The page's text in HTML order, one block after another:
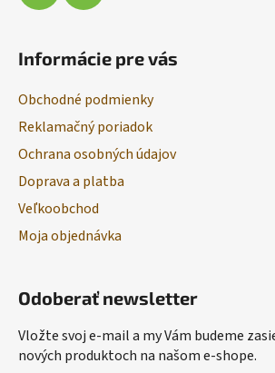
Informácie pre vás
Obchodné podmienky
Reklamačný poriadok
Ochrana osobných údajov
Doprava a platba
Veľkoobchod
Moja objednávka
Odoberať newsletter
Vložte svoj e-mail a my Vám budeme
nových produktoch na našom e-shope.